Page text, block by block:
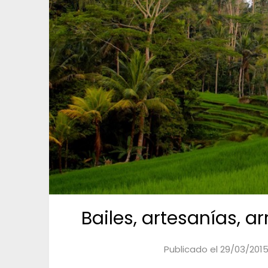
Bailes, artesanías,
Publicado el29/03/